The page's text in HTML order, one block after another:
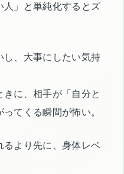
人」と単純化するとズ
し、大事にしたい気持
に、相手が「自分と
てくる瞬間が怖い。
るより先に、身体レベ